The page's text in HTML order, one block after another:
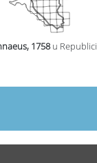
1758 u Republici